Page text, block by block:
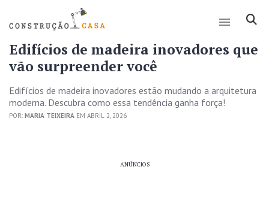
Edifícios de madeira inovadores que
vão surpreender você
Edifícios de madeira inovadores estão mudando a arquitetura
moderna. Descubra como essa tendência ganha força!
POR: MARIA TEIXEIRA EM ABRIL 2, 2026
ANÚNCIOS